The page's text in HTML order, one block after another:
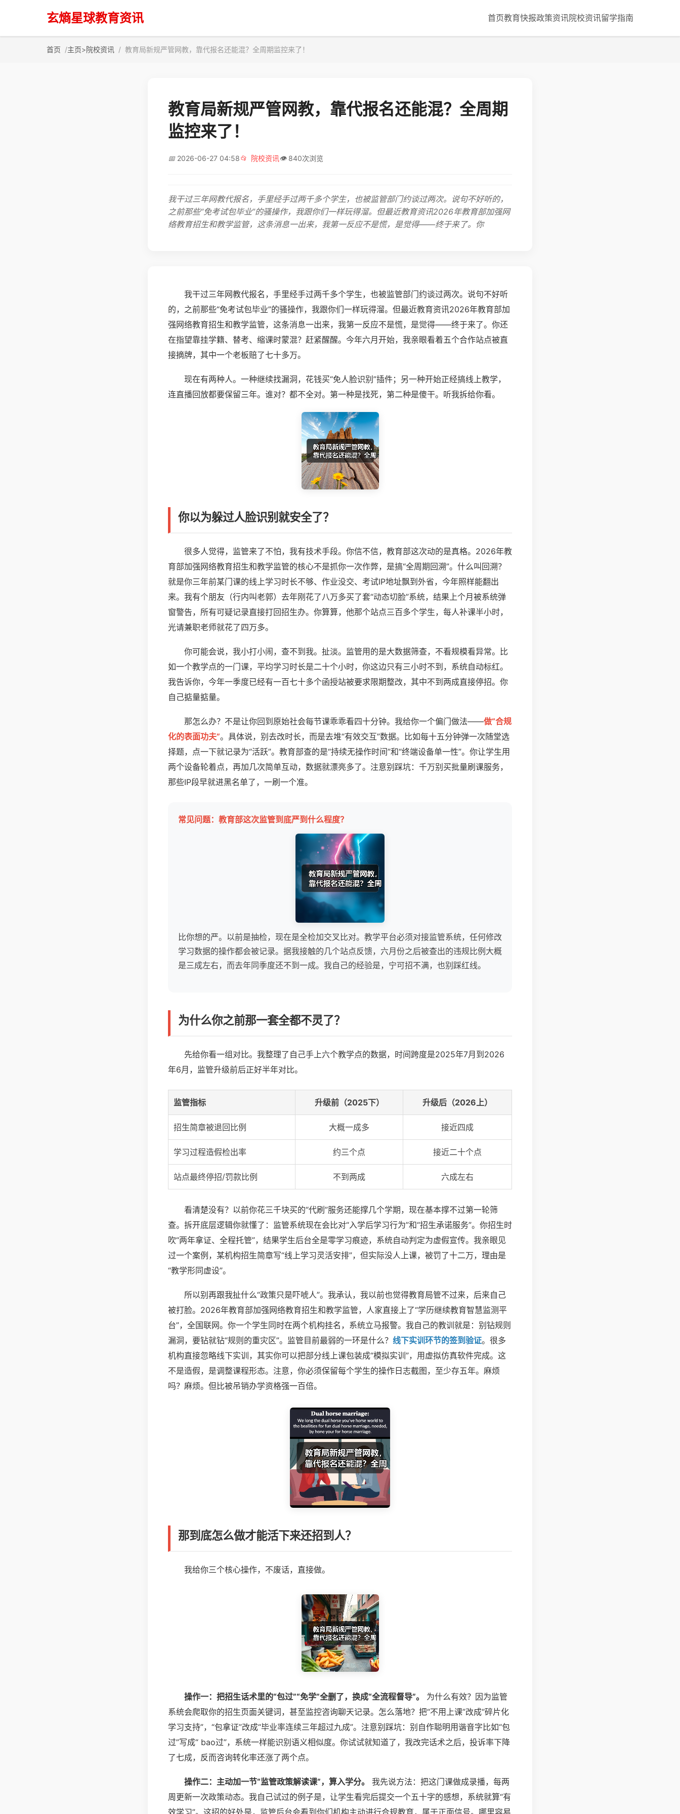
玄熵星球教育资讯 首页教育快报政策资讯院校资讯留学指南
首页 主页>院校资讯 教育局新规严管网教，靠代报名还能混？全周期监控来了！
教育局新规严管网教，靠代报名还能混？全周期
监控来了！
📅 2026-06-27 04:58📂 院校资讯👁️ 840次浏览
我干过三年网教代报名，手里经手过两千多个学生，也被监管部门约谈过两次。说句不好听的，
之前那些“免考试包毕业”的骚操作，我跟你们一样玩得溜。但最近教育资讯2026年教育部加强网
络教育招生和教学监管，这条消息一出来，我第一反应不是慌，是觉得——终于来了。你
我干过三年网教代报名，手里经手过两千多个学生，也被监管部门约谈过两次。说句不好听
的，之前那些“免考试包毕业”的骚操作，我跟你们一样玩得溜。但最近教育资讯2026年教育部加
强网络教育招生和教学监管，这条消息一出来，我第一反应不是慌，是觉得——终于来了。你还
在指望靠挂学籍、替考、缩课时蒙混？赶紧醒醒。今年六月开始，我亲眼看着五个合作站点被直
接摘牌，其中一个老板赔了七十多万。
现在有两种人。一种继续找漏洞，花钱买“免人脸识别”插件；另一种开始正经搞线上教学，
连直播回放都要保留三年。谁对？都不全对。第一种是找死，第二种是傻干。听我拆给你看。
你以为躲过人脸识别就安全了？
很多人觉得，监管来了不怕，我有技术手段。你信不信，教育部这次动的是真格。2026年教
育部加强网络教育招生和教学监管的核心不是抓你一次作弊，是搞“全周期回溯”。什么叫回溯？
就是你三年前某门课的线上学习时长不够、作业没交、考试IP地址飘到外省，今年照样能翻出
来。我有个朋友（行内叫老郭）去年刚花了八万多买了套“动态切脸”系统，结果上个月被系统弹
窗警告，所有可疑记录直接打回招生办。你算算，他那个站点三百多个学生，每人补课半小时，
光请兼职老师就花了四万多。
你可能会说，我小打小闹，查不到我。扯淡。监管用的是大数据筛查，不看规模看异常。比
如一个教学点的一门课，平均学习时长是二十个小时，你这边只有三小时不到，系统自动标红。
我告诉你，今年一季度已经有一百七十多个函授站被要求限期整改，其中不到两成直接停招。你
自己掂量掂量。
那怎么办？不是让你回到原始社会每节课乖乖看四十分钟。我给你一个偏门做法——做“合规
化的表面功夫”。具体说，别去改时长，而是去堆“有效交互”数据。比如每十五分钟弹一次随堂选
择题，点一下就记录为“活跃”。教育部查的是“持续无操作时间”和“终端设备单一性”。你让学生用
两个设备轮着点，再加几次简单互动，数据就漂亮多了。注意别踩坑：千万别买批量刷课服务，
那些IP段早就进黑名单了，一刷一个准。
常见问题：教育部这次监管到底严到什么程度？
比你想的严。以前是抽检，现在是全检加交叉比对。教学平台必须对接监管系统，任何修改
学习数据的操作都会被记录。据我接触的几个站点反馈，六月份之后被查出的违规比例大概
是三成左右，而去年同季度还不到一成。我自己的经验是，宁可招不满，也别踩红线。
为什么你之前那一套全都不灵了？
先给你看一组对比。我整理了自己手上六个教学点的数据，时间跨度是2025年7月到2026
年6月，监管升级前后正好半年对比。
监管指标 升级前（2025下） 升级后（2026上）
招生简章被退回比例 大概一成多 接近四成
学习过程造假检出率 约三个点 接近二十个点
站点最终停招/罚款比例 不到两成 六成左右
看清楚没有？以前你花三千块买的“代刷”服务还能撑几个学期，现在基本撑不过第一轮筛
查。拆开底层逻辑你就懂了：监管系统现在会比对“入学后学习行为”和“招生承诺服务”。你招生时
吹“两年拿证、全程托管”，结果学生后台全是零学习痕迹，系统自动判定为虚假宣传。我亲眼见
过一个案例，某机构招生简章写“线上学习灵活安排”，但实际没人上课，被罚了十二万，理由是
“教学形同虚设”。
所以别再跟我扯什么“政策只是吓唬人”。我承认，我以前也觉得教育局管不过来，后来自己
被打脸。2026年教育部加强网络教育招生和教学监管，人家直接上了“学历继续教育智慧监测平
台”，全国联网。你一个学生同时在两个机构挂名，系统立马报警。我自己的教训就是：别钻规则
漏洞，要钻就钻“规则的重灾区”。监管目前最弱的一环是什么？ 线下实训环节的签到验证。很多
机构直接忽略线下实训，其实你可以把部分线上课包装成“模拟实训”，用虚拟仿真软件完成。这
不是造假，是调整课程形态。注意，你必须保留每个学生的操作日志截图，至少存五年。麻烦
吗？麻烦。但比被吊销办学资格强一百倍。
那到底怎么做才能活下来还招到人？
我给你三个核心操作，不废话，直接做。
操作一：把招生话术里的“包过”“免学”全删了，换成“全流程督导”。
为什么有效？因为监管
系统会爬取你的招生页面关键词，甚至监控咨询聊天记录。怎么落地？把“不用上课”改成“碎片化
学习支持”，“包拿证”改成“毕业率连续三年超过九成”。注意别踩坑：别自作聪明用谐音字比如“包
过”写成“ bao过”，系统一样能识别语义相似度。你试试就知道了，我改完话术之后，投诉率下降
了七成，反而咨询转化率还涨了两个点。
操作二：主动加一节“监管政策解读课”，算入学分。
我先说方法：把这门课做成录播，每两
周更新一次政策动态。我自己试过的例子是，让学生看完后提交一个五十字的感想，系统就算“有
效学习”。这招的好处是，监管后台会看到你们机构主动进行合规教育，属于正面信号。哪里容易